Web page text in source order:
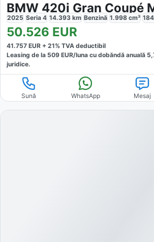
BMW 420i Gran Coupé
2025 Seria 4 14.393 km Benzină 1.998 cm³ 184
50.526 EUR
41.757 EUR + 21% TVA deductibil
Leasing de la 509 EUR/luna cu dobăndă anuală
juridice.
Sună WhatsApp Mesaj